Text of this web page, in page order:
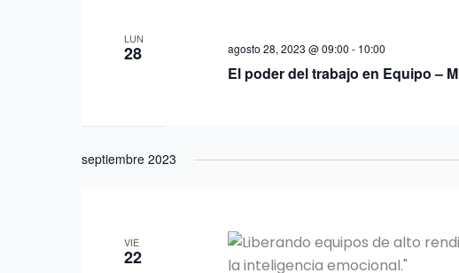
LUN
28
El poder del trabajo en Equipo –
agosto 28, 2023 @ 09:00 - 10:00
septiembre 2023
VIE
22